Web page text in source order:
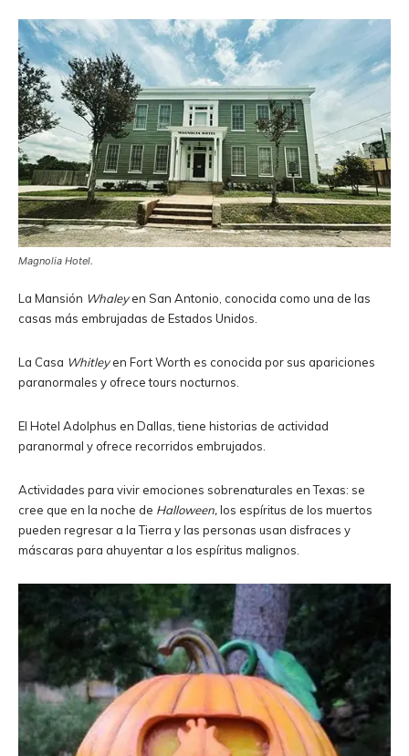
Magnolia Hotel.
La Mansión Whaleyen San Antonio, conocida como una de las
casas más embrujadas de Estados Unidos.
La Casa Whitleyen Fort Worth es conocida por sus apariciones
paranormales y ofrece tours nocturnos.
El Hotel Adolphus en Dallas, tiene historias de actividad
paranormal y ofrece recorridos embrujados.
Actividades para vivir emociones sobrenaturales en Texas: se
cree que en la noche de Halloween,los espíritus de los muertos
pueden regresar a la Tierra y las personas usan disfraces y
máscaras para ahuyentar a los espíritus malignos.